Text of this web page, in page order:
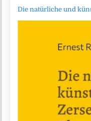
Die natürliche und